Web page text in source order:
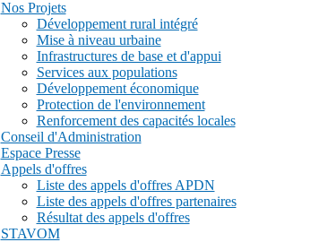
Nos Projets
Développement rural intégré
Mise à niveau urbaine
Infrastructures de base et d'appui
Services aux populations
Développement économique
Protection de l'environnement
Renforcement des capacités locales
Conseil d'Administration
Espace Presse
Appels d'offres
Liste des appels d'offres APDN
Liste des appels d'offres partenaires
Résultat des appels d'offres
STAVOM